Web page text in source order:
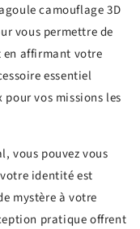
camouflage 3D
vous permettre de
affirmant votre
essentiel
vos missions les
vous pouvez vous
identité est
mystère à votre
pratique offrent